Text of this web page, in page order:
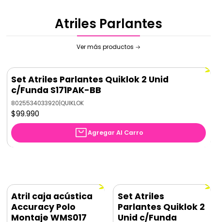
Atriles Parlantes
Ver más productos
Set Atriles Parlantes Quiklok 2 Unid
c/Funda S171PAK-BB
8025534033920|QUIKLOK
$99.990
Agregar Al Carro
Atril caja acústica
Accuracy Polo
Montaje WMS017
Set Atriles
Parlantes Quiklok 2
Unid c/Funda